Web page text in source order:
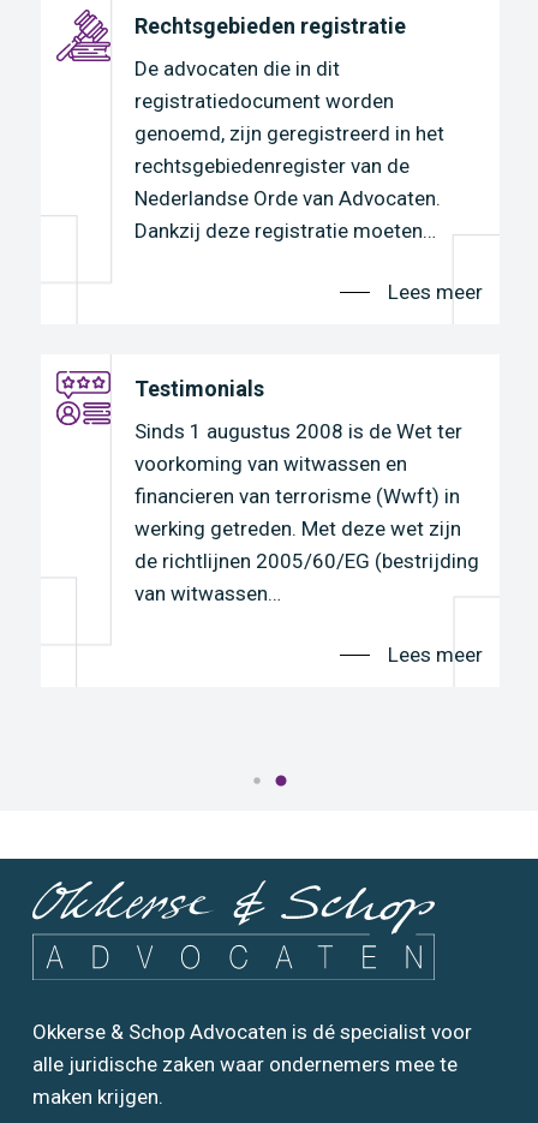
Rechtsgebieden registratie
De advocaten die in dit
registratiedocument worden
genoemd, zijn geregistreerd in het
rechtsgebiedenregister van de
Nederlandse Orde van Advocaten.
Dankzij deze registratie moeten…
Lees meer
Testimonials
Sinds 1 augustus 2008 is de Wet ter
voorkoming van witwassen en
financieren van terrorisme (Wwft) in
werking getreden. Met deze wet zijn
de richtlijnen 2005/60/EG (bestrijding
van witwassen…
Lees meer
Okkerse & Schop Advocaten is dé specialist voor
alle juridische zaken waar ondernemers mee te
maken krijgen.